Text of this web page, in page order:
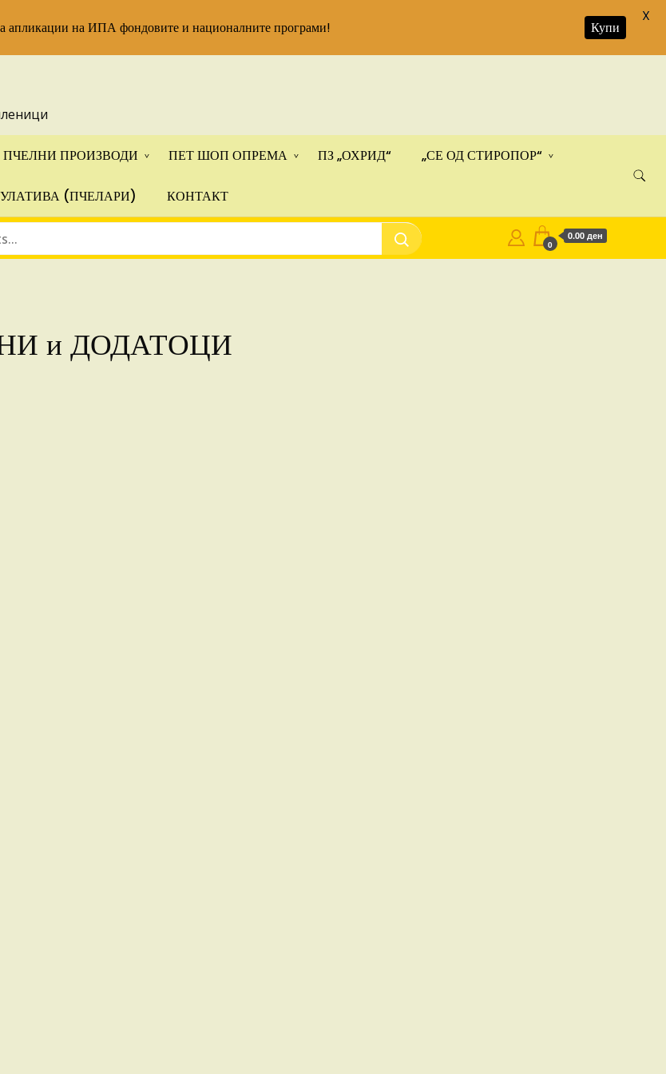
ПЧЕЛНИ ПРОИЗВОДИ ПЕТ ШОП ОПРЕМА ПЗ „ОХРИД“ „СЕ ОД СТИРОПОР“
(ПЧЕЛАРИ) КОНТАКТ
0
0.00 ден
и ДОДАТОЦИ
апликации на ИПА фондовите и националните програми! Купи
X